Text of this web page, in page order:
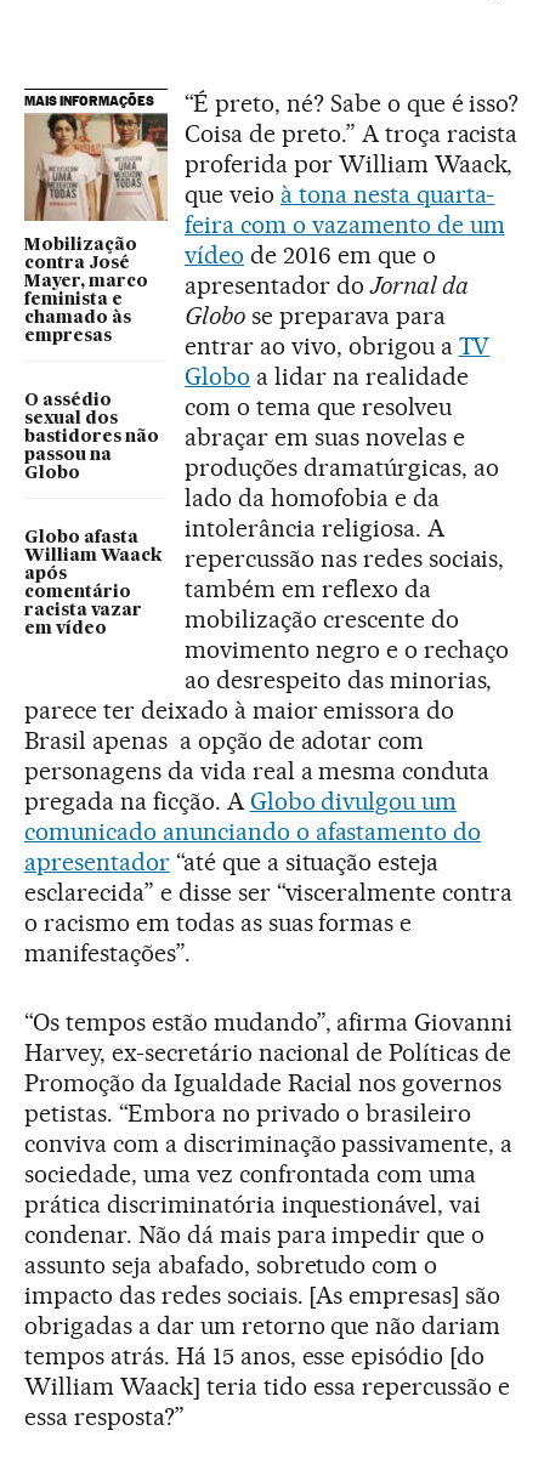
MAIS INFORMAÇÕES
Mobilização
contra José
Mayer, marco
feminista e
chamado às
empresas
O assédio
sexual dos
bastidores não
passou na
Globo
Globo afasta
William Waack
após
comentário
racista vazar
em vídeo
“É preto, né? Sabe o que é isso?
Coisa de preto.” A troça racista
proferida por William Waack,
que veio à tona nesta quarta-
feira com o vazamento de um
vídeo de 2016 em que o
apresentador doJornal da
Globose preparava para
entrar ao vivo, obrigou a TV
Globo a lidar na realidade
com o tema que resolveu
abraçar em suas novelas e
produções dramatúrgicas, ao
lado da homofobia e da
intolerância religiosa. A
repercussão nas redes sociais,
também em reflexo da
mobilização crescente do
movimento negro e o rechaço
ao desrespeito das minorias,
parece ter deixado à maior emissora do
Brasil apenas a opção de adotar com
personagens da vida real a mesma conduta
pregada na ficção. AGlobo divulgou um
comunicado anunciando o afastamento do
apresentador“até que a situação esteja
esclarecida” e disse ser “visceralmente contra
o racismo em todas as suas formas e
manifestações”.
“Os tempos estão mudando”, afirma Giovanni
Harvey, ex-secretário nacional de Políticas de
Promoção da Igualdade Racial nos governos
petistas. “Embora no privado o brasileiro
conviva com a discriminação passivamente, a
sociedade, uma vez confrontada com uma
prática discriminatória inquestionável, vai
condenar. Não dá mais para impedir que o
assunto seja abafado, sobretudo com o
impacto das redes sociais. [As empresas] são
obrigadas a dar um retorno que não dariam
tempos atrás. Há 15 anos, esse episódio [do
William Waack] teria tido essa repercussão e
essa resposta?”